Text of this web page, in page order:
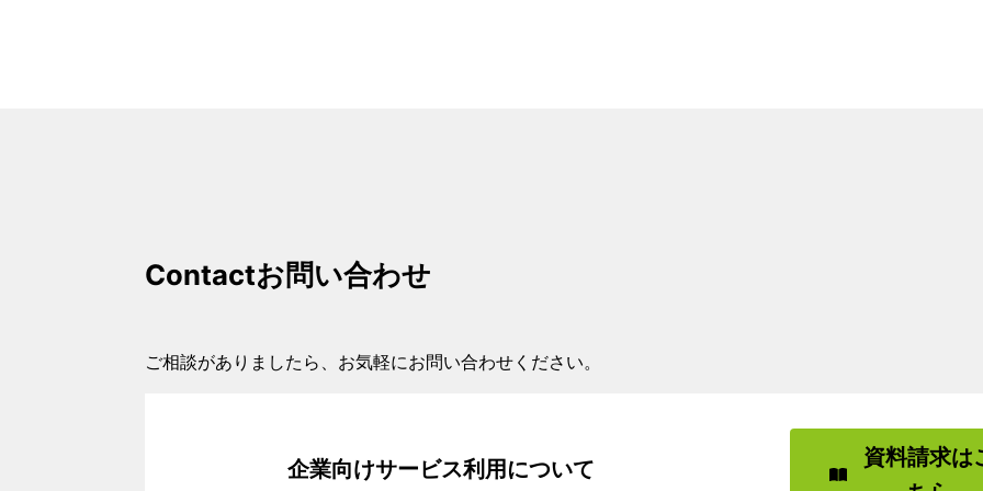
Contactお問い合わせ
ご相談がありましたら、お気軽にお問い合わせください。
企業向けサービス利用について
資料請求は